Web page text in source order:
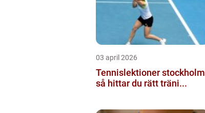
03 april 2026
Tennislektioner stockholm
så hittar du rätt träni...